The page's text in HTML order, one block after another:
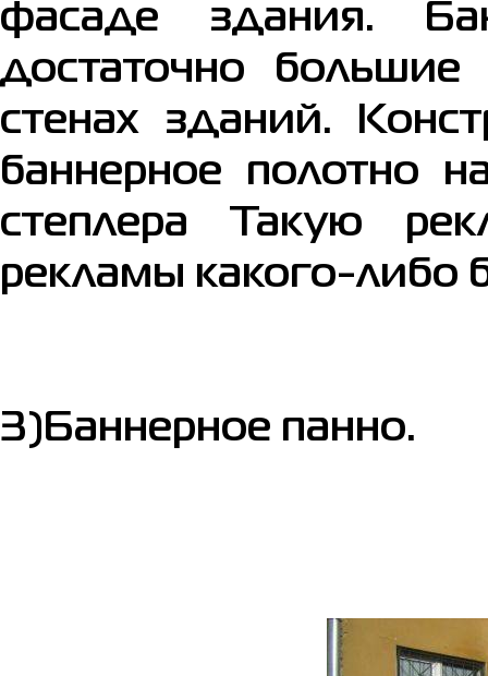
фасаде здания.
достаточно большие
стенах зданий.
баннерное полотно
степлера Такую
рекламы какого-либо
3)Баннерное панно.